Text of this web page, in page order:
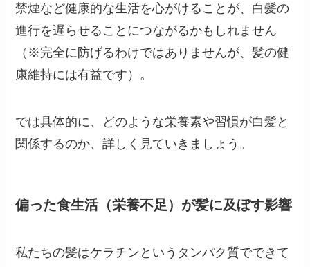
禁煙など健康的な生活を心がけることが、白髪の
進行を遅らせることにつながるかもしれません
（※完全に防げるわけではありませんが、髪の健
康維持には有益です）。
では具体的に、どのような栄養素や習慣が白髪と
関係するのか、詳しく見ていきましょう。
偏った食生活（栄養不足）が髪に及ぼす影響
私たちの髪はケラチンというタンパク質でできて